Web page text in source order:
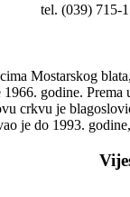
tel. (039) 715-
Mostarskog
godine.
crkvu je
je do 1993.